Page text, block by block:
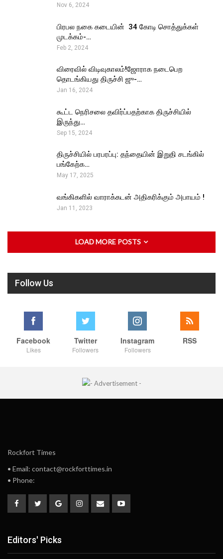
Nov 6, 2024
பிரபல நகை கடையின் ₹ 34 கோடி சொத்துக்கள்
முடக்கம்-…
Feb 2, 2024
விரைவில் விடிவுகாலம்!ஜோராக நடைபெற
தொடங்கியது திருச்சி ஜு-…
Jan 16, 2024
கூட்ட நெரிசலை தவிர்ப்பதற்காக திருச்சியில்
இருந்து…
Sep 15, 2024
திருச்சியில் பரபரப்பு: தந்தையின் இறுதி சடங்கில்
பங்கேற்க…
May 17, 2025
வங்கிகளில் வாராக்கடன் அதிகரிக்கும் அபாயம் !
Jan 11, 2023
LOAD MORE POSTS
Follow Us
Facebook
Likes
Twitter
Followers
Instagram
Followers
RSS
Rockfort Times
• Email: contact@rockforttimes.in
• Phone:
Editors' Picks